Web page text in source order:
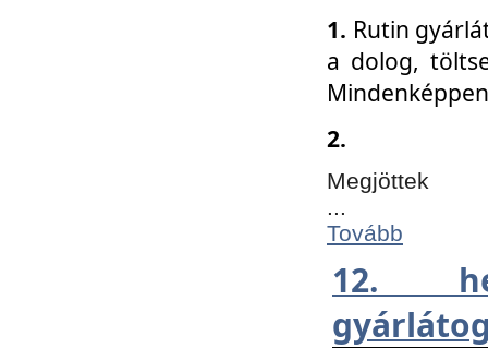
1. Rutin
a dolog,
2.
Megjöttek
...
Tovább
12.